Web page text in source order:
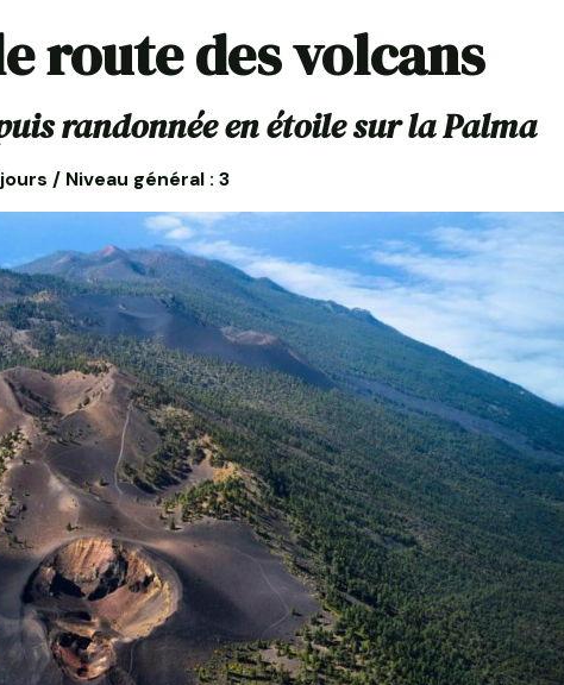
route des volcans
randonnée en étoile sur la Palma
/ Niveau général : 3